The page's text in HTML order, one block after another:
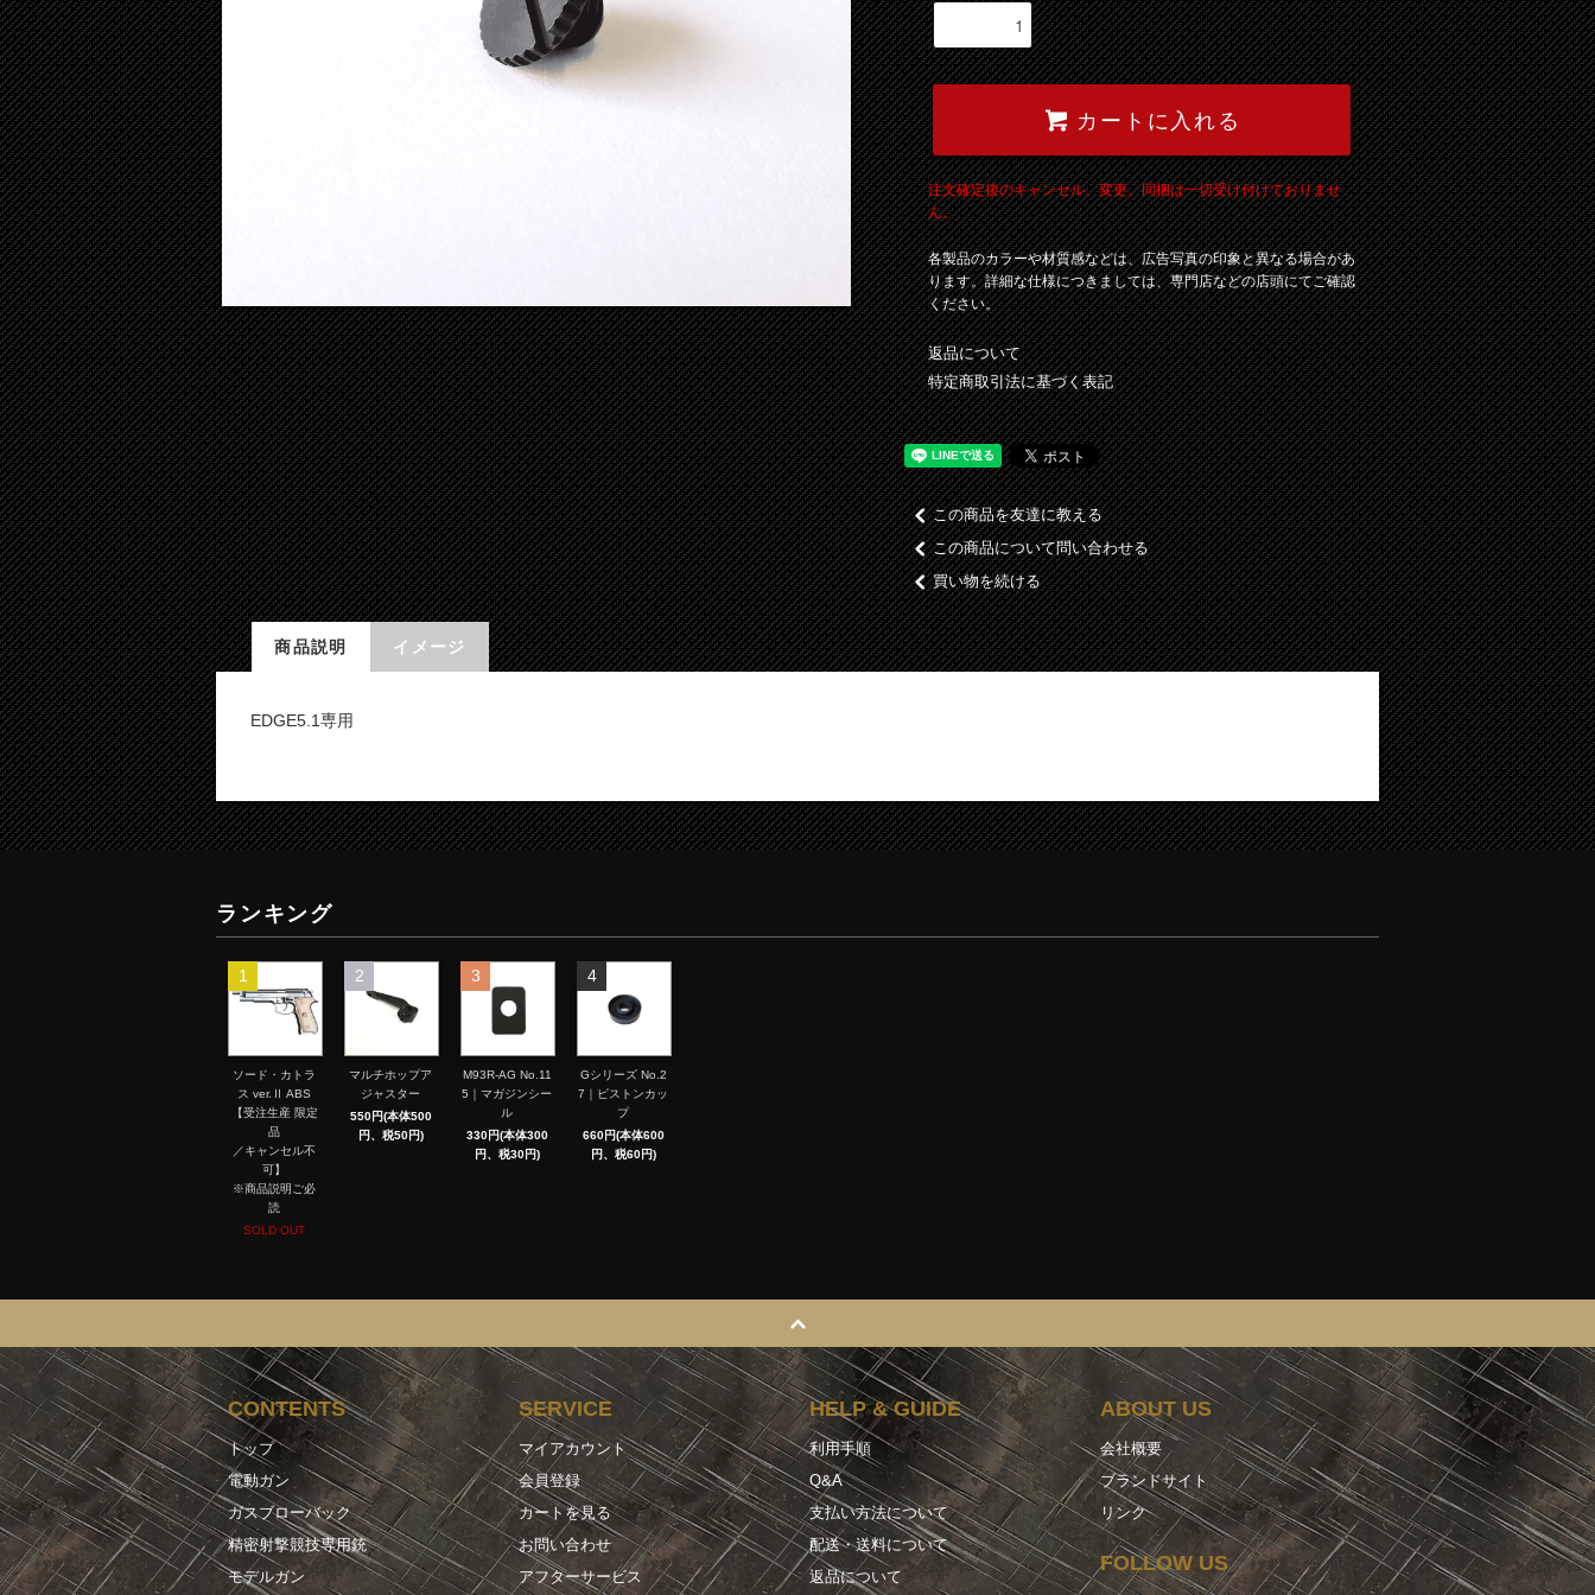
カートに入れる
注文確定後のキャンセル、変更、同梱は一切受け付けておりませ
ん。
各製品のカラーや材質感などは、広告写真の印象と異なる場合があ
ります。詳細な仕様につきましては、専門店などの店頭にてご確認
ください。
返品について
特定商取引法に基づく表記
この商品を友達に教える
この商品について問い合わせる
買い物を続ける
商品説明 イメージ
EDGE5.1専用
ランキング
1
ソード・カトラ
ス ver.Ⅱ ABS
【受注生産 限定
品
／キャンセル不
可】
※商品説明ご必
読
SOLD OUT
2
マルチホップア
ジャスター
550円(本体500
円、税50円)
3
M93R-AG No.11
5｜マガジンシー
ル
330円(本体300
円、税30円)
4
Gシリーズ No.2
7｜ピストンカッ
プ
660円(本体600
円、税60円)
CONTENTS
トップ
電動ガン
ガスブローバック
精密射撃競技専用銃
モデルガン
SERVICE
マイアカウント
会員登録
カートを見る
お問い合わせ
アフターサービス
HELP & GUIDE
利用手順
Q&A
支払い方法について
配送・送料について
返品について
ABOUT US
会社概要
ブランドサイト
リンク
FOLLOW US